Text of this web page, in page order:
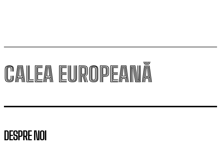
CALEA EUROPEANĂ
DESPRE NOI